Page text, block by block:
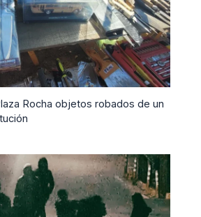
Rocha objetos robados de un